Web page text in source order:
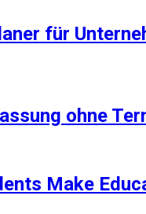
für
ohne
Make